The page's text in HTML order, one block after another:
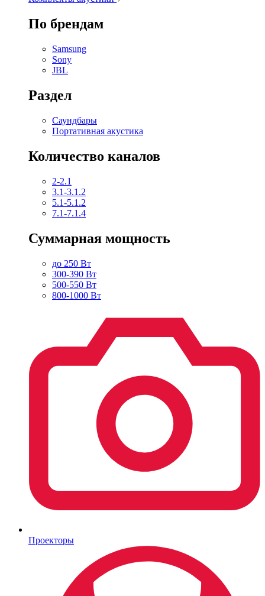
По брендам
Samsung
Sony
JBL
Раздел
Саундбары
Портативная акустика
Количество каналов
2-2.1
3.1-3.1.2
5.1-5.1.2
7.1-7.1.4
Суммарная мощность
до 250 Вт
300-390 Вт
500-550 Вт
800-1000 Вт
Проекторы